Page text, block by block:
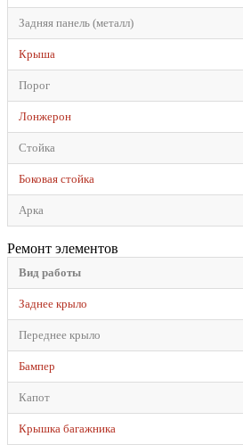
Задняя панель (металл)
Крыша
Порог
Лонжерон
Стойка
Боковая стойка
Арка
Ремонт элементов
Вид работы
Заднее крыло
Переднее крыло
Бампер
Капот
Крышка багажника